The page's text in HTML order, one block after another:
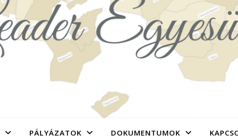
PÁLYÁZATOK DOKUMENTUMOK